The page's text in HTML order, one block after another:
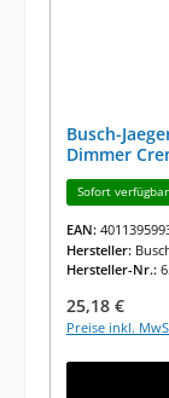
Busch-
Dimmer
Sofort
EAN:
Hersteller:
Hersteller-Nr.:
Regulärer
25,18 €
Preise inkl.